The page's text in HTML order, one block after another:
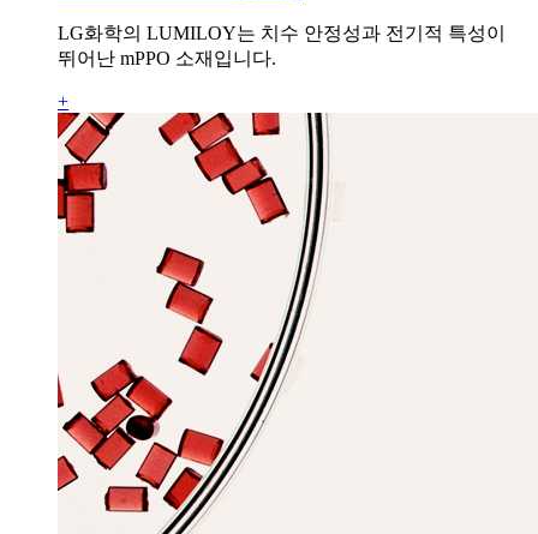
LG화학의 LUMILOY는 치수 안정성과 전기적 특성이
뛰어난 mPPO 소재입니다.
+